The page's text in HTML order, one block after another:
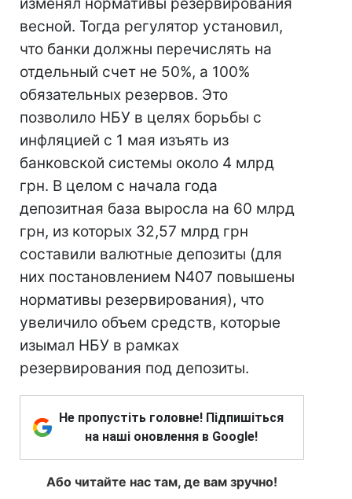
весной. Тогда регулятор установил,
что банки должны перечислять на
отдельный счет не 50%, а 100%
обязательных резервов. Это
позволило НБУ в целях борьбы с
инфляцией с 1 мая изъять из
банковской системы около 4 млрд
грн. В целом с начала года
депозитная база выросла на 60 млрд
грн, из которых 32,57 млрд грн
составили валютные депозиты (для
них постановлением N407 повышены
нормативы резервирования), что
увеличило объем средств, которые
изымал НБУ в рамках
резервирования под депозиты.
Не пропустіть головне! Підпишіться
на наші оновлення в Google!
Або читайте нас там, де вам зручно!